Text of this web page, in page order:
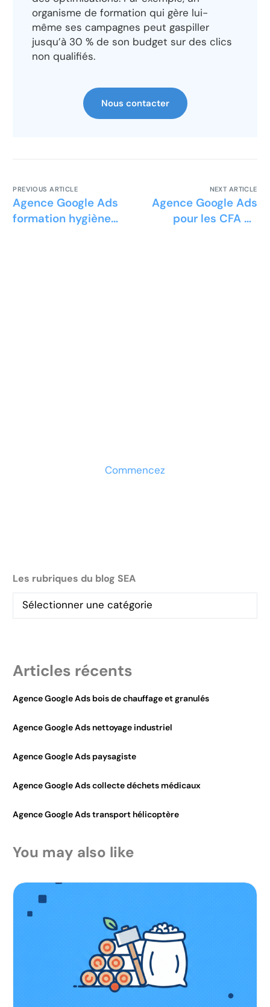
organisme de formation qui gère lui-
même ses campagnes peut gaspiller
jusqu’à 30 % de son budget sur des clics
non qualifiés.
Nous contacter
PREVIOUS ARTICLE
Agence Google Ads
formation hygiène
NEXT ARTICLE
Agence Google Ads
pour les CFA en
Commencez
Les rubriques du blog SEA
Articles récents
Agence Google Ads bois de chauffage et granulés
Agence Google Ads nettoyage industriel
Agence Google Ads paysagiste
Agence Google Ads collecte déchets médicaux
Agence Google Ads transport hélicoptère
You may also like